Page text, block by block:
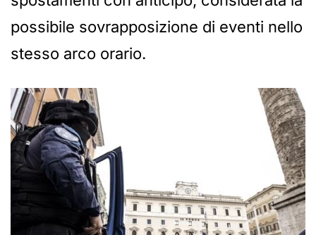
possibile sovrapposizione di eventi nello
stesso arco orario.